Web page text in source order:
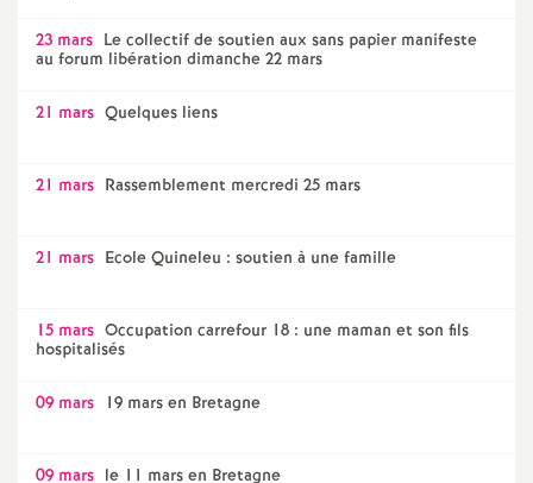
23 mars Le collectif de soutien aux sans papier manifeste
au forum libération dimanche 22 mars
21 mars Quelques liens
21 mars Rassemblement mercredi 25 mars
21 mars Ecole Quineleu : soutien à une famille
15 mars Occupation carrefour 18 : une maman et son fils
hospitalisés
09 mars 19 mars en Bretagne
09 mars le 11 mars en Bretagne